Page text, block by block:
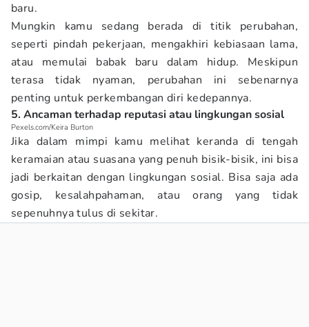
baru.
Mungkin kamu sedang berada di titik perubahan,
seperti pindah pekerjaan, mengakhiri kebiasaan lama,
atau memulai babak baru dalam hidup. Meskipun
terasa tidak nyaman, perubahan ini sebenarnya
penting untuk perkembangan diri kedepannya.
5. Ancaman terhadap reputasi atau lingkungan sosial
Pexels.com/Keira Burton
Jika dalam mimpi kamu melihat keranda di tengah
keramaian atau suasana yang penuh bisik-bisik, ini bisa
jadi berkaitan dengan lingkungan sosial. Bisa saja ada
gosip, kesalahpahaman, atau orang yang tidak
sepenuhnya tulus di sekitar.